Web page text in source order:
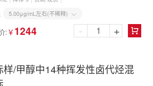
5.00μg/mL左右(不稀释) 
: ￥ 1244 
- +
样/甲醇中14种挥发性卤代烃混